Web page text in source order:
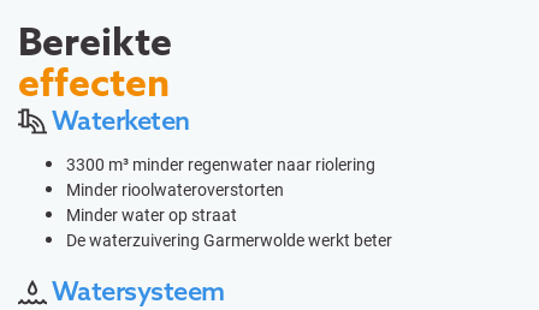
Bereikte
effecten
Waterketen
3300 m³ minder regenwater naar riolering
Minder rioolwateroverstorten
Minder water op straat
De waterzuivering Garmerwolde werkt beter
Watersysteem